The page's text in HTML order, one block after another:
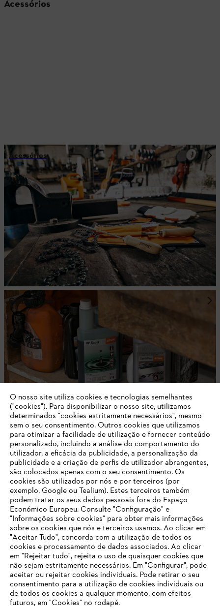
Acessórios
Acessórios
Consumíveis
Equipamento de Proteção Individual / EPI
Mantenha-se atualizado com a Newsletter
STIHL
Email
Subscrever a newsletter
O SEU NAVEGADOR NÃO SUPORTA
ESTE WEBSITE
Está utilizar um navegador que ainda não suportamos. Para
obter o melhor uso de nosso site, recomendamos que altere
para um dos seguintes navegadores:
O nosso site utiliza cookies e tecnologias semelhantes
("cookies"). Para disponibilizar o nosso site, utilizamos
determinados "cookies estritamente necessários", mesmo
sem o seu consentimento. Outros cookies que utilizamos
para otimizar a facilidade de utilização e fornecer conteúdo
personalizado, incluindo a análise do comportamento do
utilizador, a eficácia da publicidade, a personalização da
publicidade e a criação de perfis de utilizador abrangentes,
são colocados apenas com o seu consentimento. Os
cookies são utilizados por nós e por terceiros (por
exemplo, Google ou Tealium). Estes terceiros também
podem tratar os seus dados pessoais fora do Espaço
Económico Europeu. Consulte "Configuração" e
"Informações sobre cookies" para obter mais informações
sobre os cookies que nós e terceiros usamos. Ao clicar em
"Aceitar Tudo", concorda com a utilização de todos os
cookies e processamento de dados associados. Ao clicar
em "Rejeitar tudo", rejeita o uso de quaisquer cookies que
não sejam estritamente necessários. Em "Configurar", pode
aceitar ou rejeitar cookies individuais. Pode retirar o seu
consentimento para a utilização de cookies individuais ou
de todos os cookies a qualquer momento, com efeitos
futuros, em "Cookies" no rodapé.